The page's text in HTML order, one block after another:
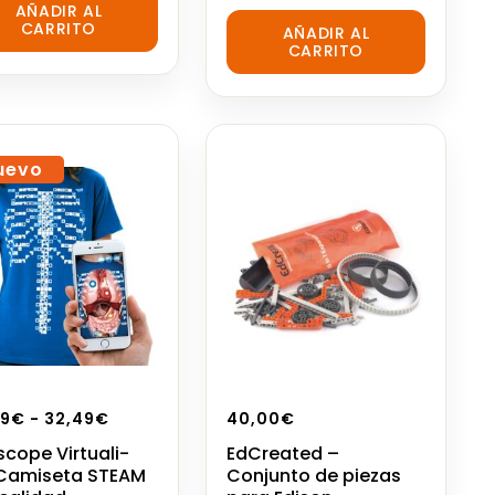
AÑADIR AL
CARRITO
0
5
AÑADIR AL
CARRITO
€ - 32,49€
Virtuali-
STEAM
40,00€
EdCreated –
Conjunto de piezas